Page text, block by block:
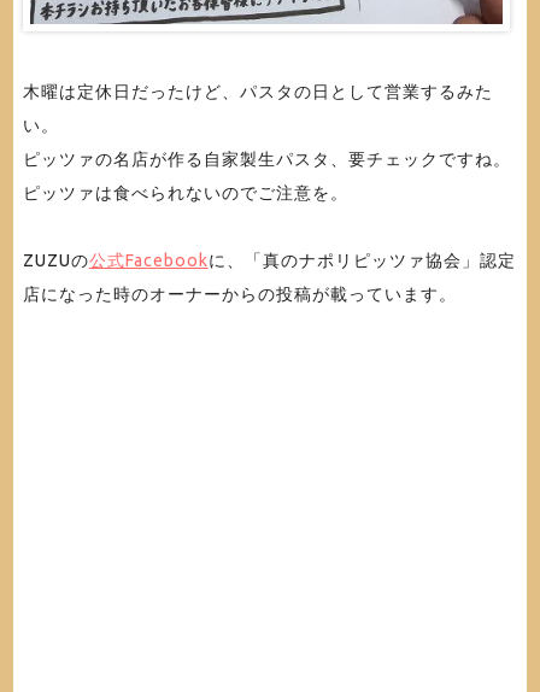
木曜は定休日だったけど、パスタの日として営業するみた
い。
ピッツァの名店が作る自家製生パスタ、要チェックですね。
ピッツァは食べられないのでご注意を。
ZUZUの公式Facebookに、「真のナポリピッツァ協会」認定
店になった時のオーナーからの投稿が載っています。